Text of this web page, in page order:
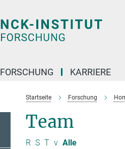
FORSCHUNG KARRIERE
Startseite Forschung
Team
R S T v Alle